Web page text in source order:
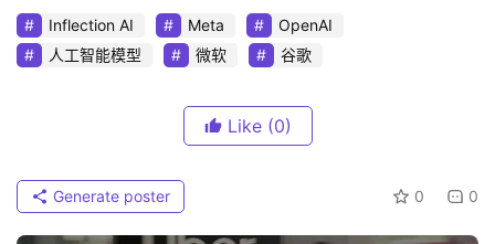
Inflection AI Meta
OpenAI
人工智能模型
微软 谷歌
Like (0)
0 0
Generate poster